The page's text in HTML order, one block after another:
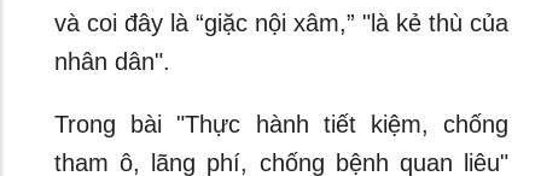
và coi đây là “giặc nội xâm,” "là kẻ thù của
nhân dân".
Trong bài "Thực hành tiết kiệm, chống
tham ô, lãng phí, chống bệnh quan liêu"